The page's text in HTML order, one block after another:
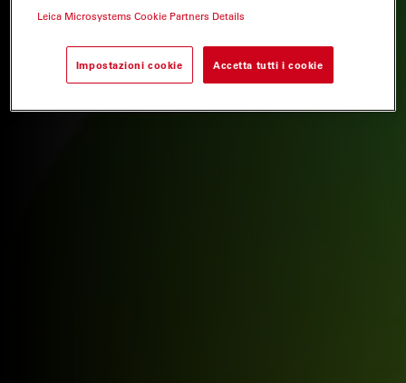
Leica Microsystems Cookie Partners Details
Impostazioni cookie Accetta tutti i cookie